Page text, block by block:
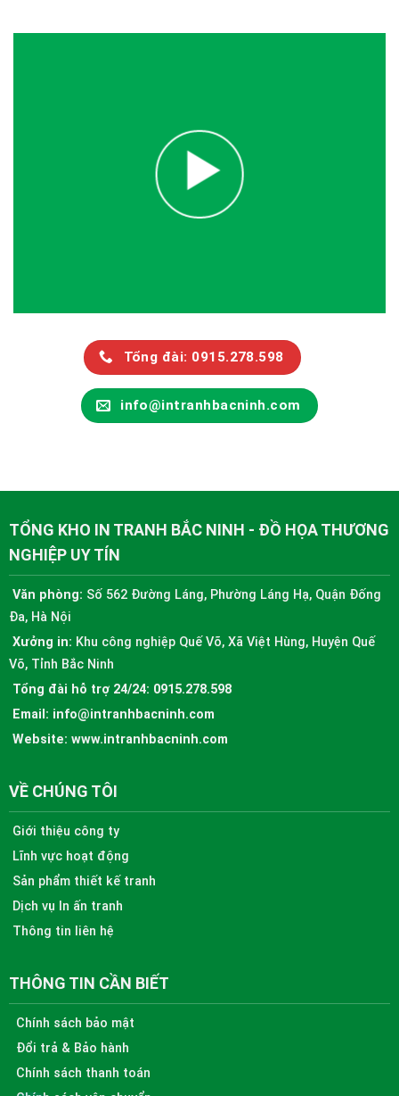
Tổng đài: 0915.278.598
info@intranhbacninh.com
TỔNG KHO IN TRANH BẮC NINH - ĐỒ HỌA THƯƠNG
NGHIỆP UY TÍN
Văn phòng: Số 562 Đường Láng, Phường Láng Hạ, Quận Đống
Đa, Hà Nội
Xưởng in: Khu công nghiệp Quế Võ, Xã Việt Hùng, Huyện Quế
Võ, Tỉnh Bắc Ninh
Tổng đài hỗ trợ 24/24: 0915.278.598
Email: info@intranhbacninh.com
Website: www.intranhbacninh.com
VỀ CHÚNG TÔI
Giới thiệu công ty
Lĩnh vực hoạt động
Sản phẩm thiết kế tranh
Dịch vụ In ấn tranh
Thông tin liên hệ
THÔNG TIN CẦN BIẾT
Chính sách bảo mật
Đổi trả & Bảo hành
Chính sách thanh toán